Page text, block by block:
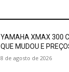
YAMAHA XMAX 300
QUE MUDOU E
8 de agosto de 2026